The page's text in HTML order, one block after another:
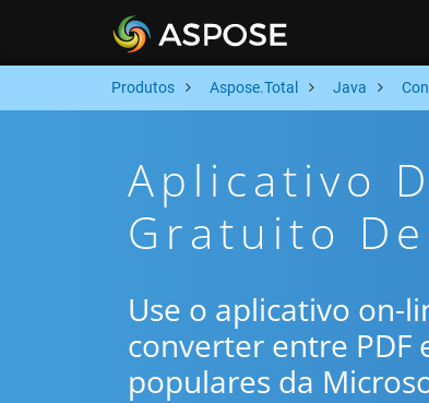
Produtos Aspose.Total Java
Aplicativo
Gratuito De
Use o aplicativo on-
converter entre PDF
populares da